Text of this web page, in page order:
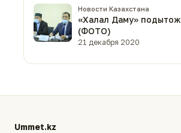
Новости Казахстана
«Халал Даму»
(ФОТО)
21 декабря 2020
Ummet.kz